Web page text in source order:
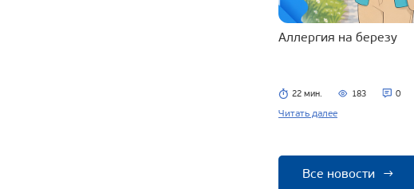
Аллергия на березу
22 мин. 183 0
Читать далее
Все новости →